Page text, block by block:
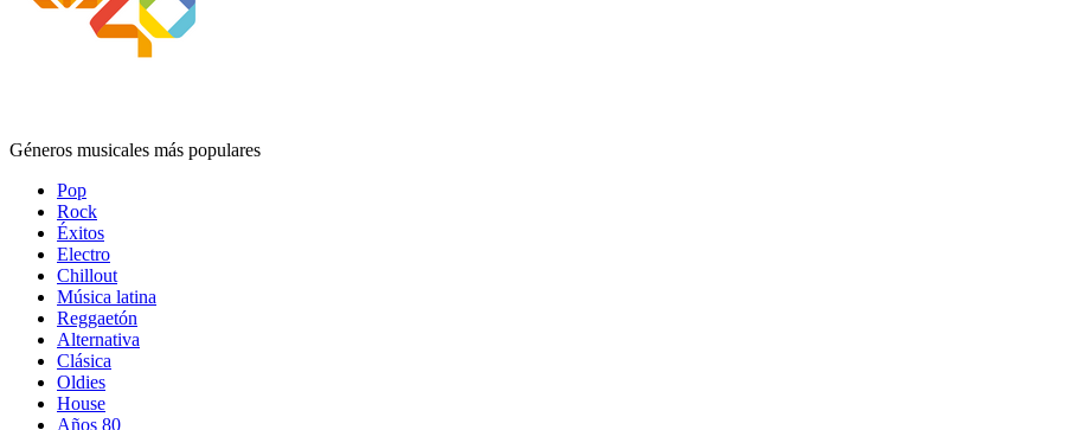
Géneros musicales más populares
Pop
Rock
Éxitos
Electro
Chillout
Música latina
Reggaetón
Alternativa
Clásica
Oldies
House
Años 80